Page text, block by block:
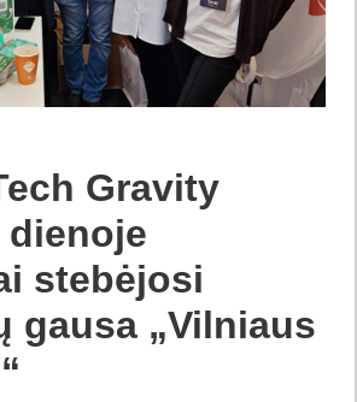
Gravity
dienoje
stebėjosi
gausa „Vilniaus